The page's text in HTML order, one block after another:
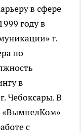
в сфере
году в
г.
по
в
Чебоксары. В
«ВымпелКом»
с